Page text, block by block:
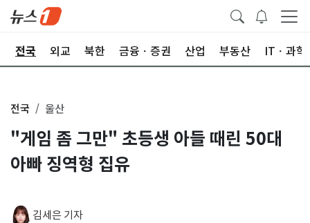
전국 외교 북한 금융ㆍ증권 산업 부동산 ITㆍ과학
전국 울산
"게임 좀 그만" 초등생 아들 때린 50대
아빠 징역형 집유
김세은 기자